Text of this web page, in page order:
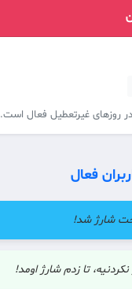
در روزهای غیرتعطیل فعال است.
فعال
شارژ شد!
تا زدم شارژ اومد!